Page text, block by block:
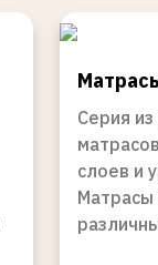
Серия
слоев и
Матрасы